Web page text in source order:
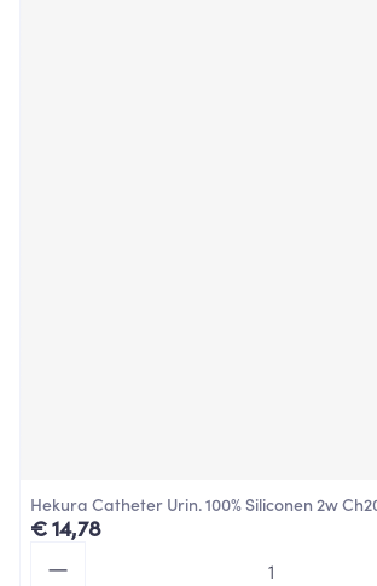
Hekura Catheter Urin. 100% Siliconen 2w
€ 14,78